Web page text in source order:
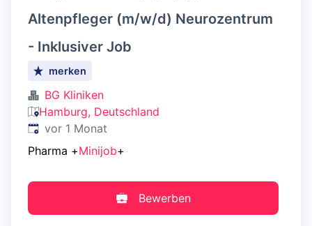
Altenpfleger (m/w/d) Neurozentrum
- Inklusiver Job
merken
BG Kliniken
Hamburg, Deutschland
Veröffentlicht:
vor 1 Monat
Pharma +Minijob+
Bewerben